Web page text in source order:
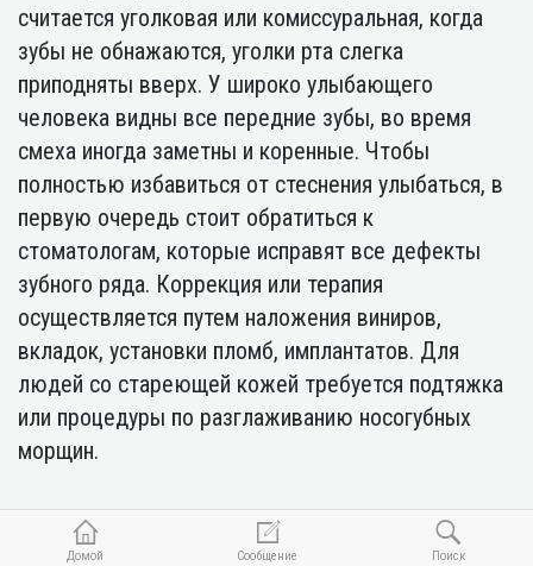
считается уголковая или комиссуральная, когда
зубы не обнажаются, уголки рта слегка
приподняты вверх. У широко улыбающего
человека видны все передние зубы, во время
смеха иногда заметны и коренные. Чтобы
полностью избавиться от стеснения улыбаться, в
первую очередь стоит обратиться к
стоматологам, которые исправят все дефекты
зубного ряда. Коррекция или терапия
осуществляется путем наложения виниров,
вкладок, установки пломб, имплантатов. Для
людей со стареющей кожей требуется подтяжка
или процедуры по разглаживанию носогубных
морщин.
Домой Сообщение Поиск